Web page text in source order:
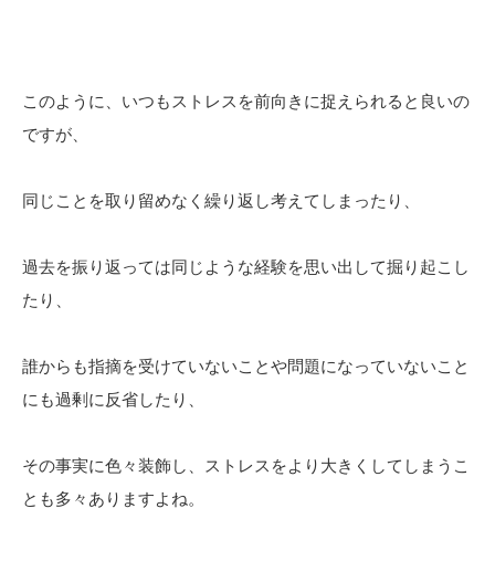
このように、いつもストレスを前向きに捉えられると良いの
ですが、
同じことを取り留めなく繰り返し考えてしまったり、
過去を振り返っては同じような経験を思い出して掘り起こし
たり、
誰からも指摘を受けていないことや問題になっていないこと
にも過剰に反省したり、
その事実に色々装飾し、ストレスをより大きくしてしまうこ
とも多々ありますよね。